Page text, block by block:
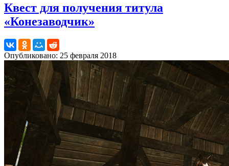
Квест для получения титула
«Конезаводчик»
Опубликовано: 25 февраля 2018